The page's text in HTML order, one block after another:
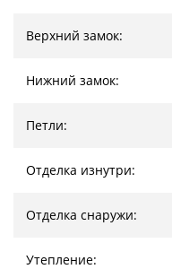
Верхний замок:
Нижний замок:
Петли:
Отделка изнутри:
Отделка снаружи:
Утепление: